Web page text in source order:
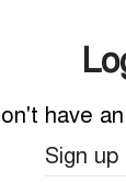
have
Sign